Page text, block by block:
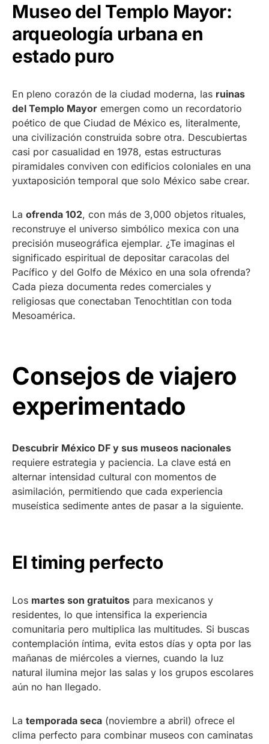
Museo del Templo Mayor:
arqueología urbana en
estado puro
En pleno corazón de la ciudad moderna, las ruinas
del Templo Mayor emergen como un recordatorio
poético de que Ciudad de México es, literalmente,
una civilización construida sobre otra. Descubiertas
casi por casualidad en 1978, estas estructuras
piramidales conviven con edificios coloniales en una
yuxtaposición temporal que solo México sabe crear.
La ofrenda 102, con más de 3,000 objetos rituales,
reconstruye el universo simbólico mexica con una
precisión museográfica ejemplar. ¿Te imaginas el
significado espiritual de depositar caracolas del
Pacífico y del Golfo de México en una sola ofrenda?
Cada pieza documenta redes comerciales y
religiosas que conectaban Tenochtitlan con toda
Mesoamérica.
Consejos de viajero
experimentado
Descubrir México DF y sus museos nacionales
requiere estrategia y paciencia. La clave está en
alternar intensidad cultural con momentos de
asimilación, permitiendo que cada experiencia
museística sedimente antes de pasar a la siguiente.
El timing perfecto
Los martes son gratuitos para mexicanos y
residentes, lo que intensifica la experiencia
comunitaria pero multiplica las multitudes. Si buscas
contemplación íntima, evita estos días y opta por las
mañanas de miércoles a viernes, cuando la luz
natural ilumina mejor las salas y los grupos escolares
aún no han llegado.
La temporada seca (noviembre a abril) ofrece el
clima perfecto para combinar museos con caminatas